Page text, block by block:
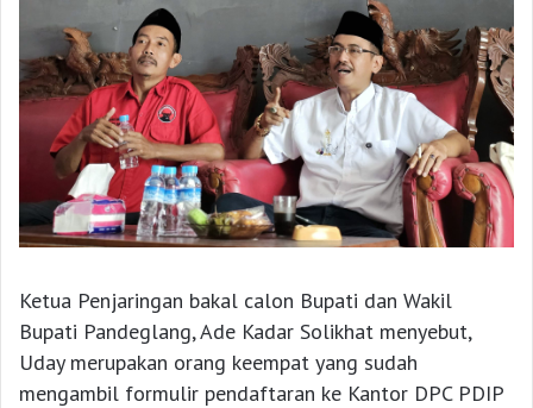
Ketua Penjaringan bakal calon Bupati dan Wakil
Bupati Pandeglang, Ade Kadar Solikhat menyebut,
Uday merupakan orang keempat yang sudah
mengambil formulir pendaftaran ke Kantor DPC PDIP